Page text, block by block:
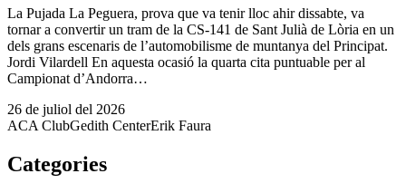
La Pujada La Peguera, prova que va tenir lloc ahir dissabte, va
tornar a convertir un tram de la CS-141 de Sant Julià de Lòria en un
dels grans escenaris de l’automobilisme de muntanya del Principat.
Jordi Vilardell En aquesta ocasió la quarta cita puntuable per al
Campionat d’Andorra…
26 de juliol del 2026
ACA ClubGedith CenterErik Faura
Categories